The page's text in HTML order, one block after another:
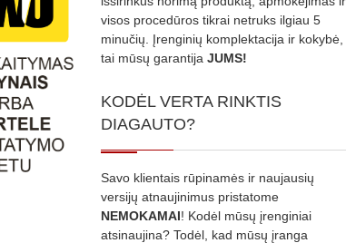
visos procedūros tikrai netruks ilgiau 5
minučių. Įrenginių komplektacija ir kokybė,
tai mūsų garantija JUMS!
KODĖL VERTA RINKTIS
DIAGAUTO?
Savo klientais rūpinamės ir naujausių
versijų atnaujinimus pristatome
NEMOKAMAI! Kodėl mūsų įrenginiai
atsinaujina? Todėl, kad mūsų įranga